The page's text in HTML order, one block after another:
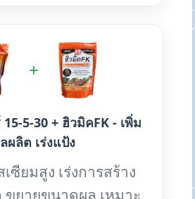
+
5-30 + ฮิวมิคFK - เพิ่ม
ผลิต เร่งแป้ง
ซียมสูง เร่งการสร้าง
ขยายขนาดผล เหมาะ